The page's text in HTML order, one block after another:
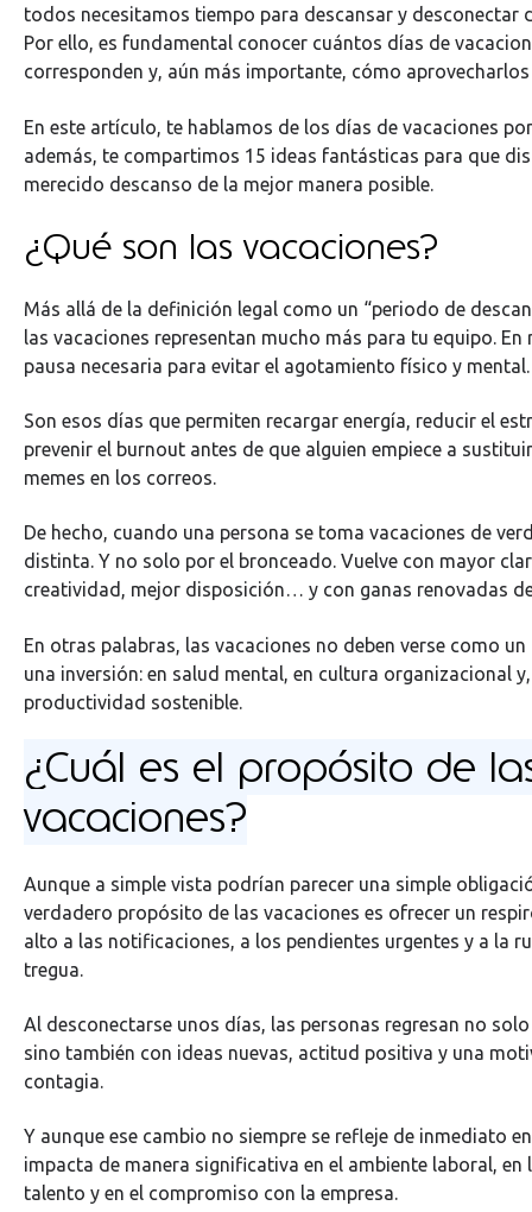
todos necesitamos tiempo para descansar y desconectar
Por ello, es fundamental conocer cuántos días de
corresponden y, aún más importante, cómo
En este artículo, te hablamos de los días de vacaciones
además, te compartimos 15 ideas fantásticas para que
merecido descanso de la mejor manera posible.
¿Qué son las vacaciones?
Más allá de la definición legal como un “periodo de
las vacaciones representan mucho más para tu equipo.
pausa necesaria para evitar el agotamiento físico y
Son esos días que permiten recargar energía, reducir el
prevenir el burnout antes de que alguien empiece a
memes en los correos.
De hecho, cuando una persona se toma vacaciones de
distinta. Y no solo por el bronceado. Vuelve con mayor
creatividad, mejor disposición… y con ganas renovadas
En otras palabras, las vacaciones no deben verse como
una inversión: en salud mental, en cultura organizacional
productividad sostenible.
¿Cuál es el propósito de
vacaciones?
Aunque a simple vista podrían parecer una simple
verdadero propósito de las vacaciones es ofrecer un
alto a las notificaciones, a los pendientes urgentes y a la
tregua.
Al desconectarse unos días, las personas regresan no
sino también con ideas nuevas, actitud positiva y una
contagia.
Y aunque ese cambio no siempre se refleje de inmediato
impacta de manera significativa en el ambiente laboral, en
talento y en el compromiso con la empresa.